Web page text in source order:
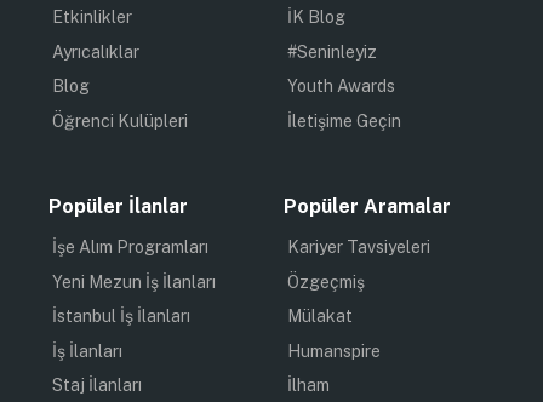
Etkinlikler
Ayrıcalıklar
Blog
Öğrenci Kulüpleri
İK Blog
#Seninleyiz
Youth Awards
İletişime Geçin
Popüler İlanlar
İşe Alım Programları
Yeni Mezun İş İlanları
İstanbul İş İlanları
İş İlanları
Staj İlanları
Popüler Aramalar
Kariyer Tavsiyeleri
Özgeçmiş
Mülakat
Humanspire
İlham